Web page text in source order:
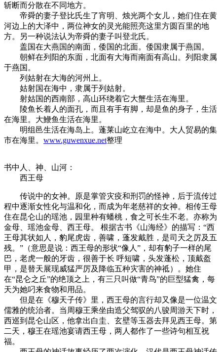
斩断而分散在不同地方。
帝舜的妻子登比氏生了宵明、烛光两个女儿，她们住在黄
河边上的大泽中，两位神女的灵光能照亮这里方圆百里的地
方。另一种说法认为帝舜的妻子叫登北氏。
盖国在大燕国的南面，倭国的北面。倭国隶属于燕国。
朝鲜在列阳的东面，北面有大海而南面有高山。列阳隶属
于燕国。
列姑射在大海的河州上。
姑射国在海中，隶属于列姑射。
射姑国的西南部，高山环绕着它大蟹生活在海里。
陵鱼长着人的面孔，而且有手有脚，却是鱼的身子，生活
在海里。大鯾鱼生活在海里。
明组邑生活在海岛上。蓬莱山屹立在海中。大人贸易的集
市在海里。 www.guwenxue.net整理
书中人、神、山河：
西王母
传说中的女神。原是掌管灾疫和刑罚的怪神，后于流传过
程中逐渐女性化与温和化，而成为年老慈祥的女神。相传王母
住在昆仑山的瑶池，园里种有蟠桃，食之可长生不老。亦称为
金母、瑶池金母、西王母。 根据古书《山海经》的描写：“西
王母其状如人，豹尾虎齿，善啸，蓬发戴胜，是司天之厉及五
残。”（意思是说：西王母的形状“像人”，却有豹子一样的尾
巴，老虎一般的牙齿，很善于长 呼短啸，头发蓬松，顶戴盔
甲，是替天展现威猛严厉及降临五种灾害的神祗）。她住
在“昆仑之丘”的绝顶之上，有三只叫做“青鸟”的巨型猛禽，每
天为她叼来食物和用品。
但是在《穆天子传》里，西王母的言行却又像是一位温文
儒雅的统治者。当周穆王乘坐由造父驾驭的八骏周游天下时，
西巡到昆仑山区，他拿出白圭、玄壁等玉器去拜见西王母。第
二天，穆王在瑶池宴请西王母，两人都作了一些诗句相互祝
福。